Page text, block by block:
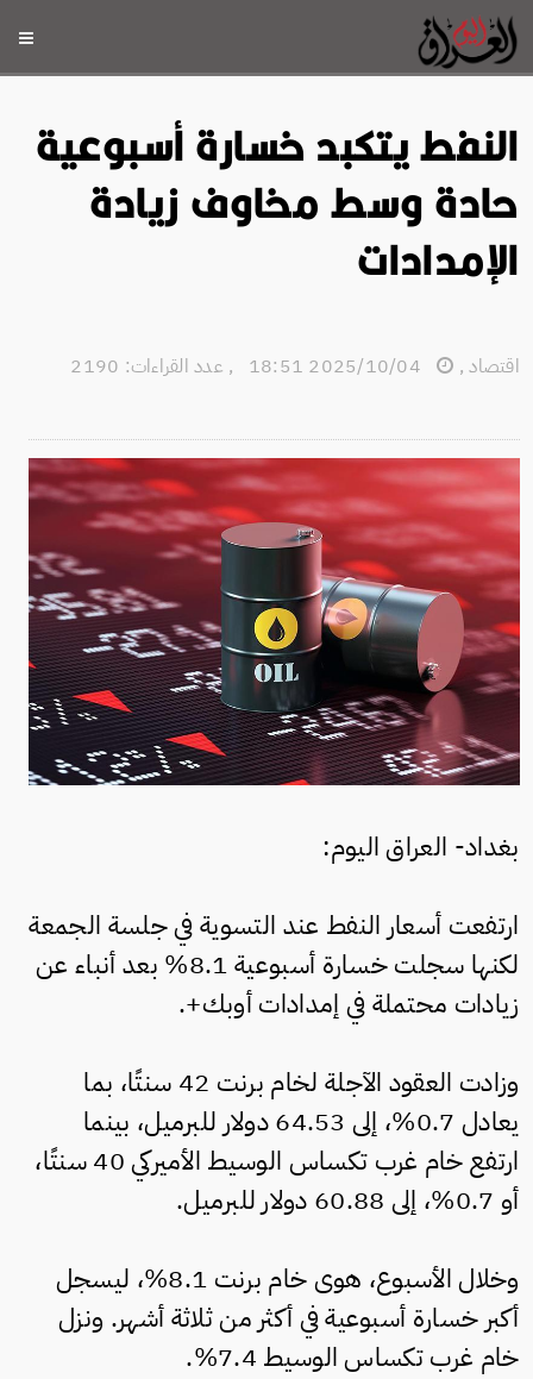
النفط يتكبد خسارة أسبوعية
حادة وسط مخاوف زيادة
الإمدادات
اقتصاد,
, عدد القراءات: 2190
بغداد- العراق اليوم:
ارتفعت أسعار النفط عند التسوية في جلسة الجمعة
لكنها سجلت خسارة أسبوعية 8.1% بعد أنباء عن
زيادات محتملة في إمدادات أوبك+.
وزادت العقود الآجلة لخام برنت 42 سنتًا، بما
يعادل 0.7%، إلى 64.53 دولار للبرميل، بينما
ارتفع خام غرب تكساس الوسيط الأميركي 40 سنتًا،
أو 0.7%، إلى 60.88 دولار للبرميل.
وخلال الأسبوع، هوى خام برنت 8.1%، ليسجل
أكبر خسارة أسبوعية في أكثر من ثلاثة أشهر. ونزل
خام غرب تكساس الوسيط 7.4%.